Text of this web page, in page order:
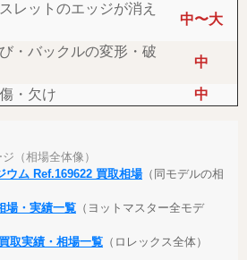
レットのエッジが消え
中〜大
・バックルの変形・破
中
・欠け 中
（相場全体像）
ウム Ref.169622 買取相場（同モデルの相
場・実績一覧 （ヨットマスター全モデ
取実績・相場一覧 （ロレックス全体）